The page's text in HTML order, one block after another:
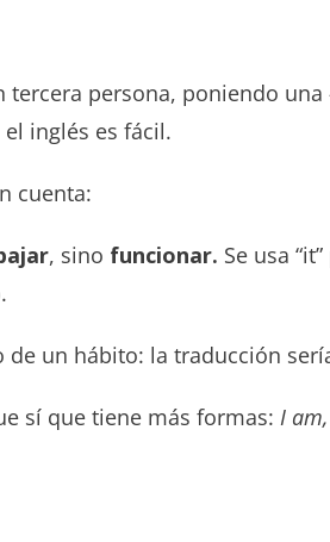
persona, poniendo
inglés es fácil.
cuenta:
, sino funcionar. Se usa
un hábito: la traducción
sí que tiene más formas: I